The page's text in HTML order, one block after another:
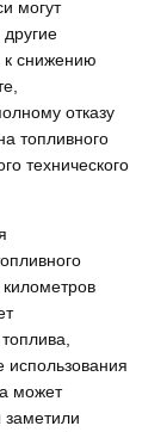
могут
к снижению
отказу
топливного
технического
использования
может
заметили